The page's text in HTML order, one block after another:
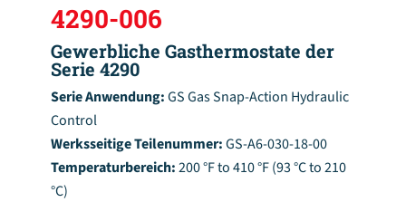
4290-006
Gewerbliche Gasthermostate der
Serie 4290
Serie Anwendung:GS Gas Snap-Action Hydraulic
Control
Werksseitige Teilenummer:GS-A6-030-18-00
Temperaturbereich:200 °F to 410 °F (93 °C to 210
°C)